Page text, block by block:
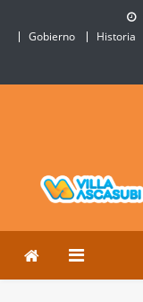
Gobierno
Historia